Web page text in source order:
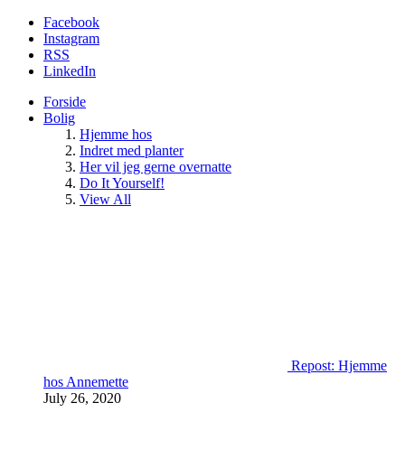
Facebook
Instagram
RSS
LinkedIn
Forside
Bolig
Hjemme hos
Indret med planter
Her vil jeg gerne overnatte
Do It Yourself!
View All
Repost: Hjemme
hos Annemette
July 26, 2020